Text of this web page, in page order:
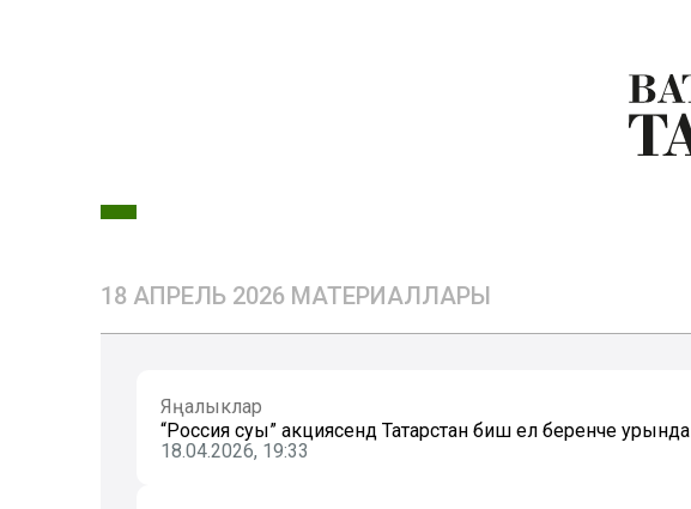
18 АПРЕЛЬ 2026 МАТЕРИАЛЛАРЫ
Яңалыклар
“Россия суы” акциясендә Татарстан биш ел беренче урында
18.04.2026, 19:33